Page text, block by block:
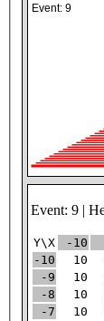
Event: 9
Event: 9 |
Y\X -10
-10
10
-9
10
-8
10
-7
10